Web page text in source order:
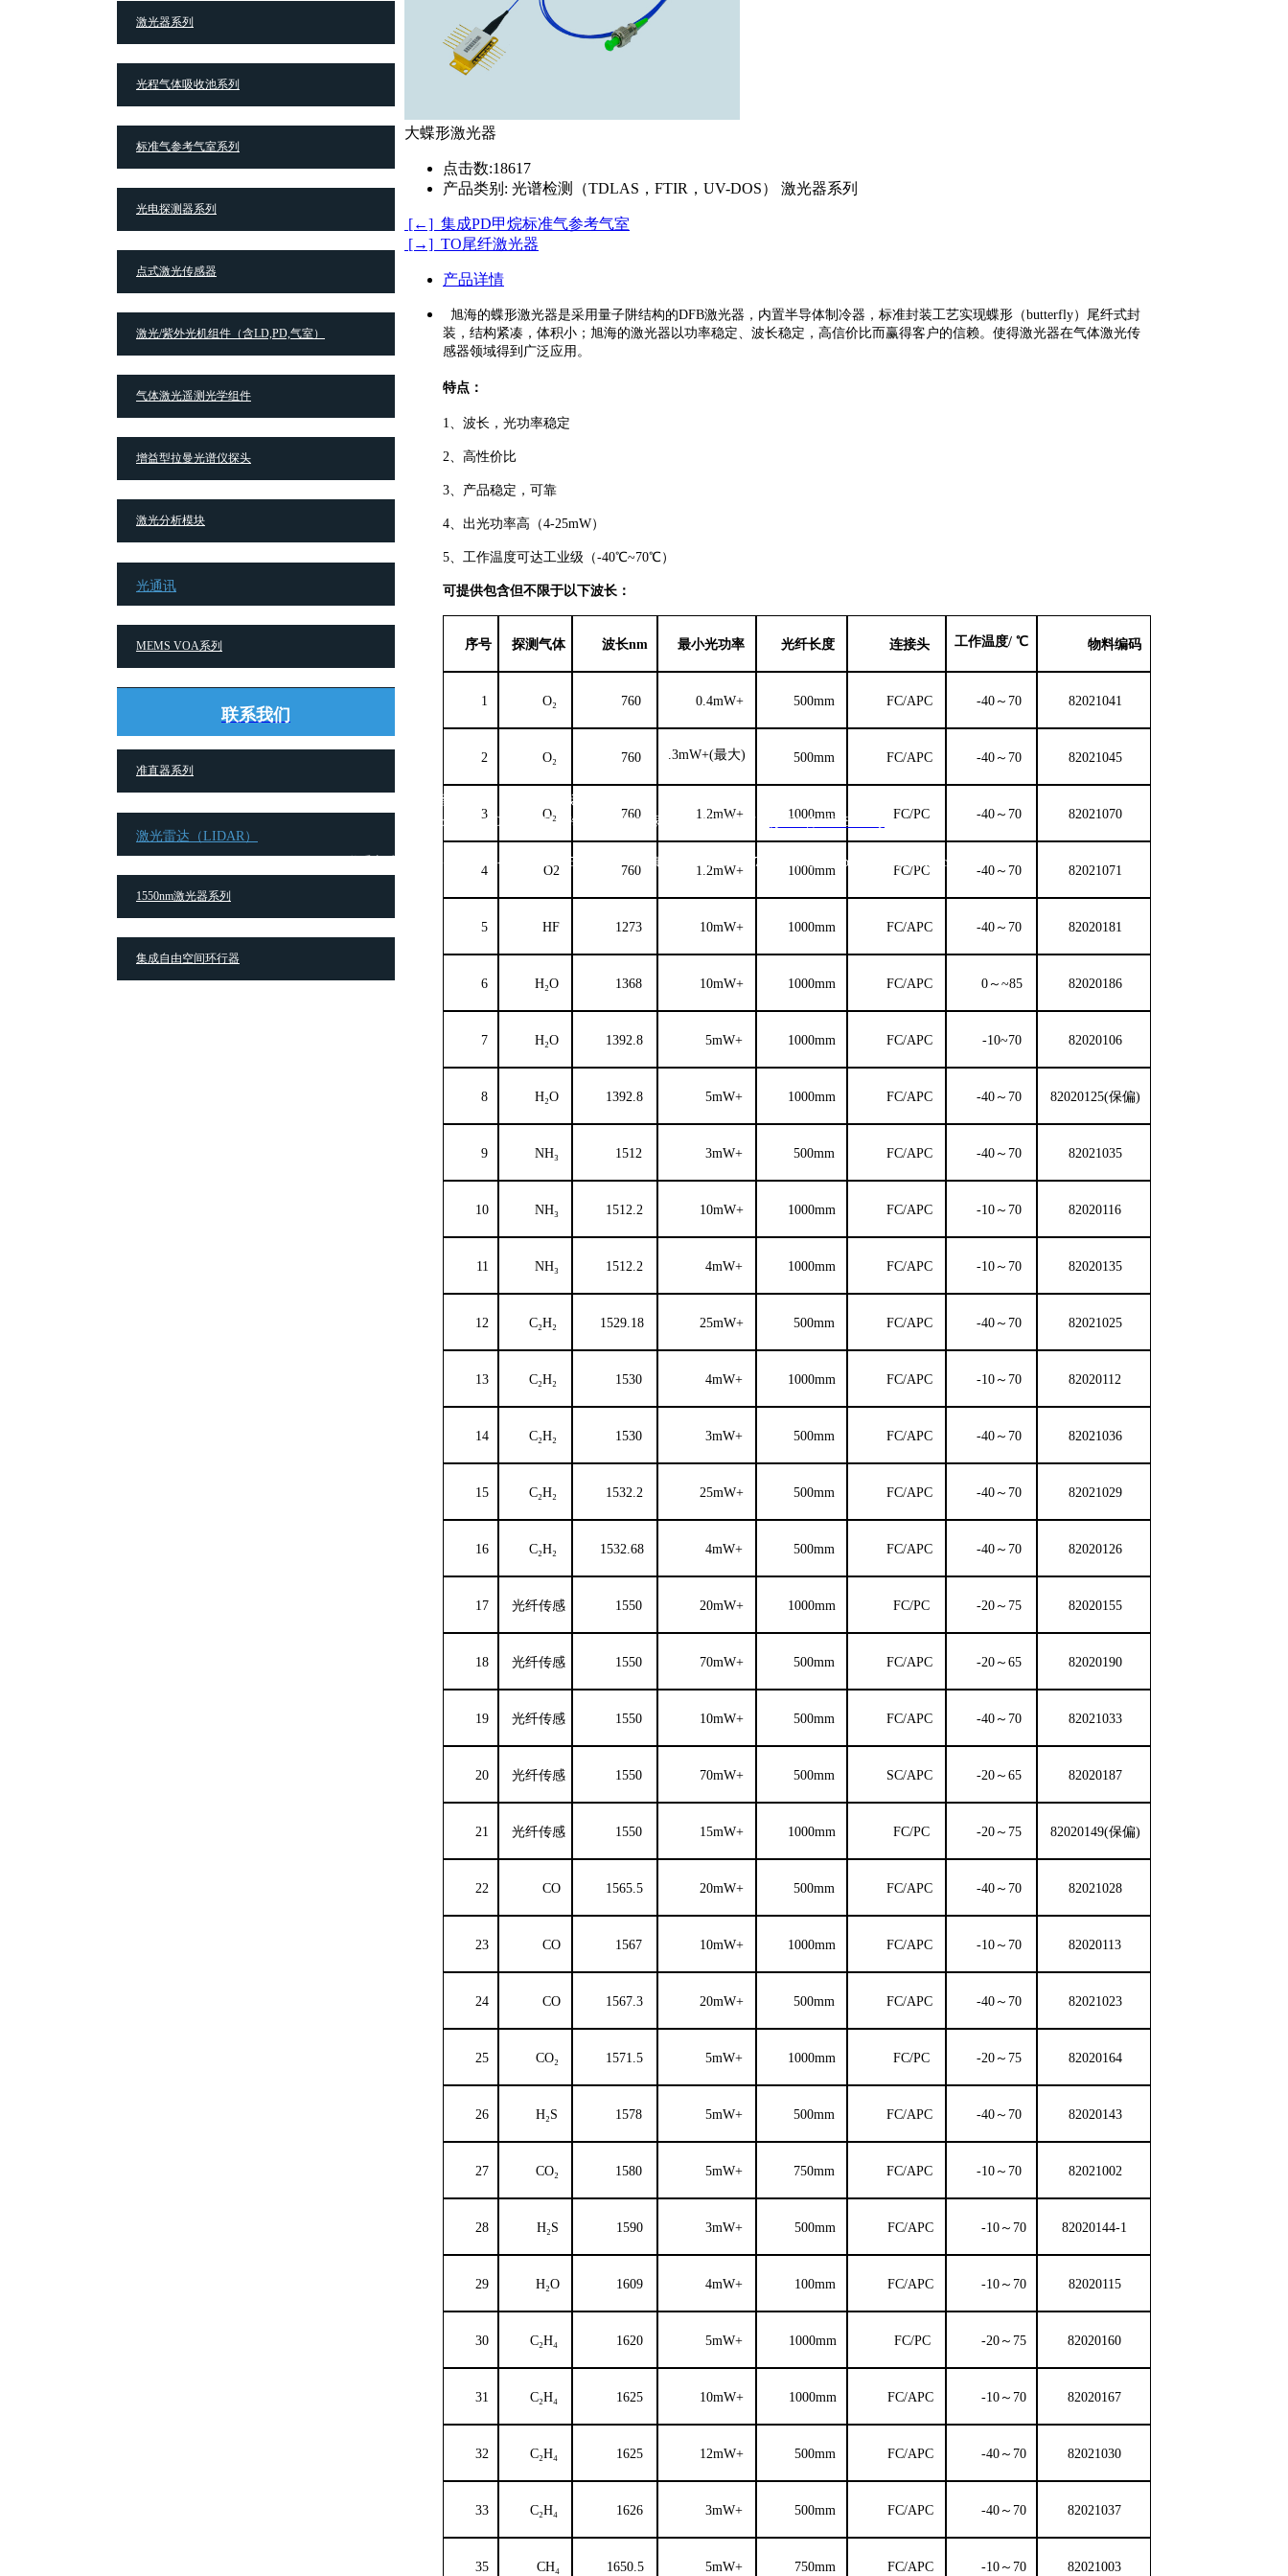
大蝶形激光器
点击数:18617
产品类别: 光谱检测（TDLAS，FTIR，UV-DOS） 激光器系列
[←] 集成PD甲烷标准气参考气室
[→] TO尾纤激光器
产品详情
旭海的蝶形激光器是采用量子阱结构的DFB激光器，内置半导体制冷器，标准封装工艺实现蝶形（butterfly）尾纤式封
装，结构紧凑，体积小； 旭海的激光器以功率稳定、波长稳定 ， 高信价比而赢得客户的信赖。使得激光器在气体激光传
感器领域得到广泛应用。
特点：
1、 波长，光功率稳定
2、 高性价比
3、 产品稳定，可靠
4、 出光功率高（4-25mW）
5、 工作温度可达工业级（-40℃~70℃）
可提供包含但不限于以下波长：
序号 探测气体 波长nm 最小光功率 光纤长度 连接头 工作温度/ ℃ 物料编码
1 O₂ 760 0.4mW+ 500mm FC/APC -40～70 82021041
2 O₂ 760 .3mW+(最大) 500mm FC/APC -40～70 82021045
3 O₂ 760 1.2mW+ 1000mm FC/PC -40～70 82021070
4 O2 760 1.2mW+ 1000mm FC/PC -40～70 82021071
5 HF 1273 10mW+ 1000mm FC/APC -40～70 82020181
6 H₂O 1368 10mW+ 1000mm FC/APC 0～~85 82020186
7 H₂O 1392.8 5mW+ 1000mm FC/APC -10~70 82020106
8 H₂O 1392.8 5mW+ 1000mm FC/APC -40～70 82020125(保偏)
9 NH₃ 1512 3mW+ 500mm FC/APC -40～70 82021035
10 NH₃ 1512.2 10mW+ 1000mm FC/APC -10～70 82020116
11 NH₃ 1512.2 4mW+ 1000mm FC/APC -10～70 82020135
12 C₂H₂ 1529.18 25mW+ 500mm FC/APC -40～70 82021025
13 C₂H₂ 1530 4mW+ 1000mm FC/APC -10～70 82020112
14 C₂H₂ 1530 3mW+ 500mm FC/APC -40～70 82021036
15 C₂H₂ 1532.2 25mW+ 500mm FC/APC -40～70 82021029
16 C₂H₂ 1532.68 4mW+ 500mm FC/APC -40～70 82020126
17 光纤传感 1550 20mW+ 1000mm FC/PC -20～75 82020155
18 光纤传感 1550 70mW+ 500mm FC/APC -20～65 82020190
19 光纤传感 1550 10mW+ 500mm FC/APC -40～70 82021033
20 光纤传感 1550 70mW+ 500mm SC/APC -20～65 82020187
21 光纤传感 1550 15mW+ 1000mm FC/PC -20～75 82020149(保偏)
22 CO 1565.5 20mW+ 500mm FC/APC -40～70 82021028
23 CO 1567 10mW+ 1000mm FC/APC -10～70 82020113
24 CO 1567.3 20mW+ 500mm FC/APC -40～70 82021023
25 CO₂ 1571.5 5mW+ 1000mm FC/PC -20～75 82020164
26 H₂S 1578 5mW+ 500mm FC/APC -40～70 82020143
27 CO₂ 1580 5mW+ 750mm FC/APC -10～70 82021002
28 H₂S 1590 3mW+ 500mm FC/APC -10～70 82020144-1
29 H₂O 1609 4mW+ 100mm FC/APC -10～70 82020115
30 C₂H₄ 1620 5mW+ 1000mm FC/PC -20～75 82020160
31 C₂H₄ 1625 10mW+ 1000mm FC/APC -10～70 82020167
32 C₂H₄ 1625 12mW+ 500mm FC/APC -40～70 82021030
33 C₂H₄ 1626 3mW+ 500mm FC/APC -40～70 82021037
35 CH₄ 1650.5 5mW+ 750mm FC/APC -10～70 82021003
激光器系列
光程气体吸收池系列
标准气参考气室系列
光电探测器系列
点式激光传感器
激光/紫外光机组件（含LD,PD,气室）
气体激光遥测光学组件
增益型拉曼光谱仪探头
激光分析模块
光通讯
MEMS VOA系列
集成自由空间环形器系列
准直器系列
激光雷达（LIDAR）
1550nm激光器系列
集成自由空间环行器
联系我们
在线留言
联系我们
Copyright
© 2009，江苏旭海光电科技有限公司，版权所有， 苏ICP备18058294号
联系方式：0516-66680087-8088；18665827656 传真：0516-83551317 邮箱：Support@optoxuhai.com